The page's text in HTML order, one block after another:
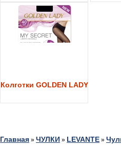
Колготки GOLDEN LADY My
Главная » ЧУЛКИ » LEVANTE »